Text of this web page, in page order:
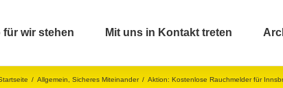
für wir stehen Mit uns in Kontakt treten
/ Allgemein Sicheres Miteinander / Aktion: Kostenlose Rauchmelder für